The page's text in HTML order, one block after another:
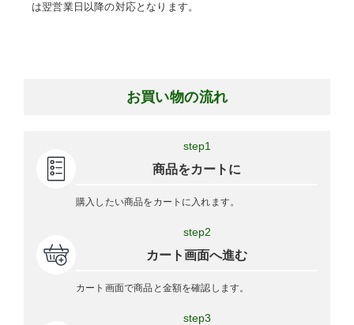
は翌営業日以降の対応となります。
お買い物の流れ
step1
商品をカートに
購入したい商品をカートに入れます。
step2
カート画面へ進む
カート画面で商品と金額を確認します。
step3